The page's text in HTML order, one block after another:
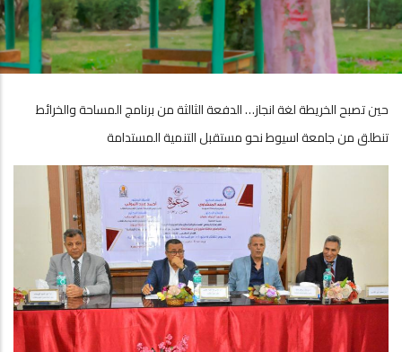
حين تصبح الخريطة لغة انجاز… الدفعة الثالثة من برنامج المساحة والخرائط
تنطلق من جامعة اسيوط نحو مستقبل التنمية المستدامة